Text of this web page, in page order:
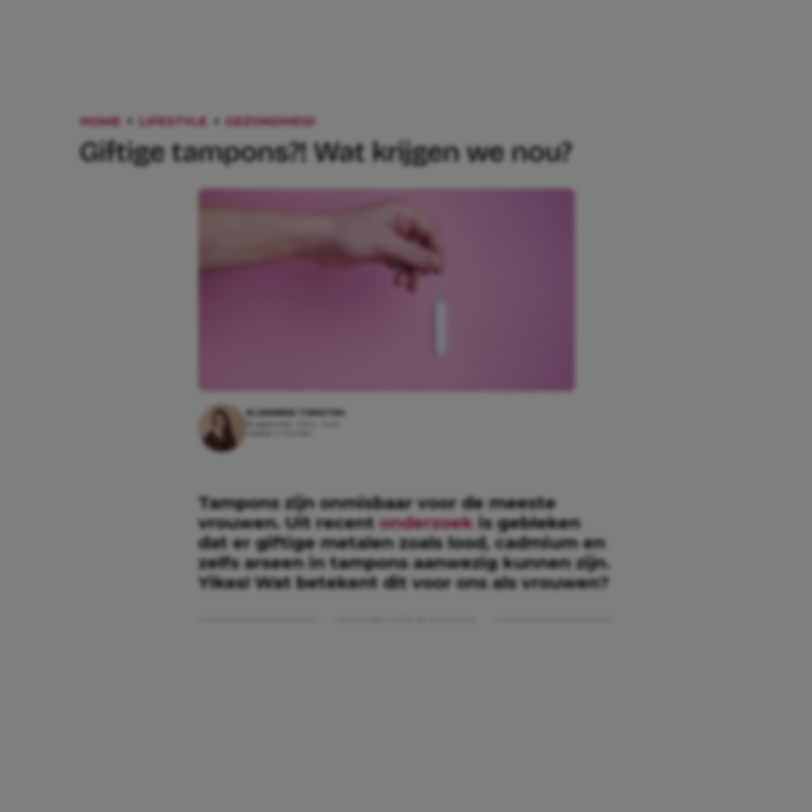
HOME LIFESTYLE GEZONDHEID
Giftige tampons?! Wat krijgen we nou?
ELSEMIEKE TIJMSTRA
Tampons zijn onmisbaar voor de meeste
vrouwen. Uit recentonderzoek is gebleken
dat er giftige metalen zoals lood, cadmium en
zelfs arseen in tampons aanwezig kunnen zijn.
Yikes! Wat betekent dit voor ons als vrouwen?